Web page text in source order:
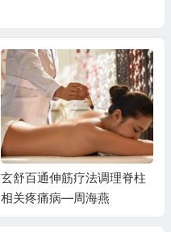
玄舒百通伸筋疗法调理脊柱
相关疼痛病—周海燕